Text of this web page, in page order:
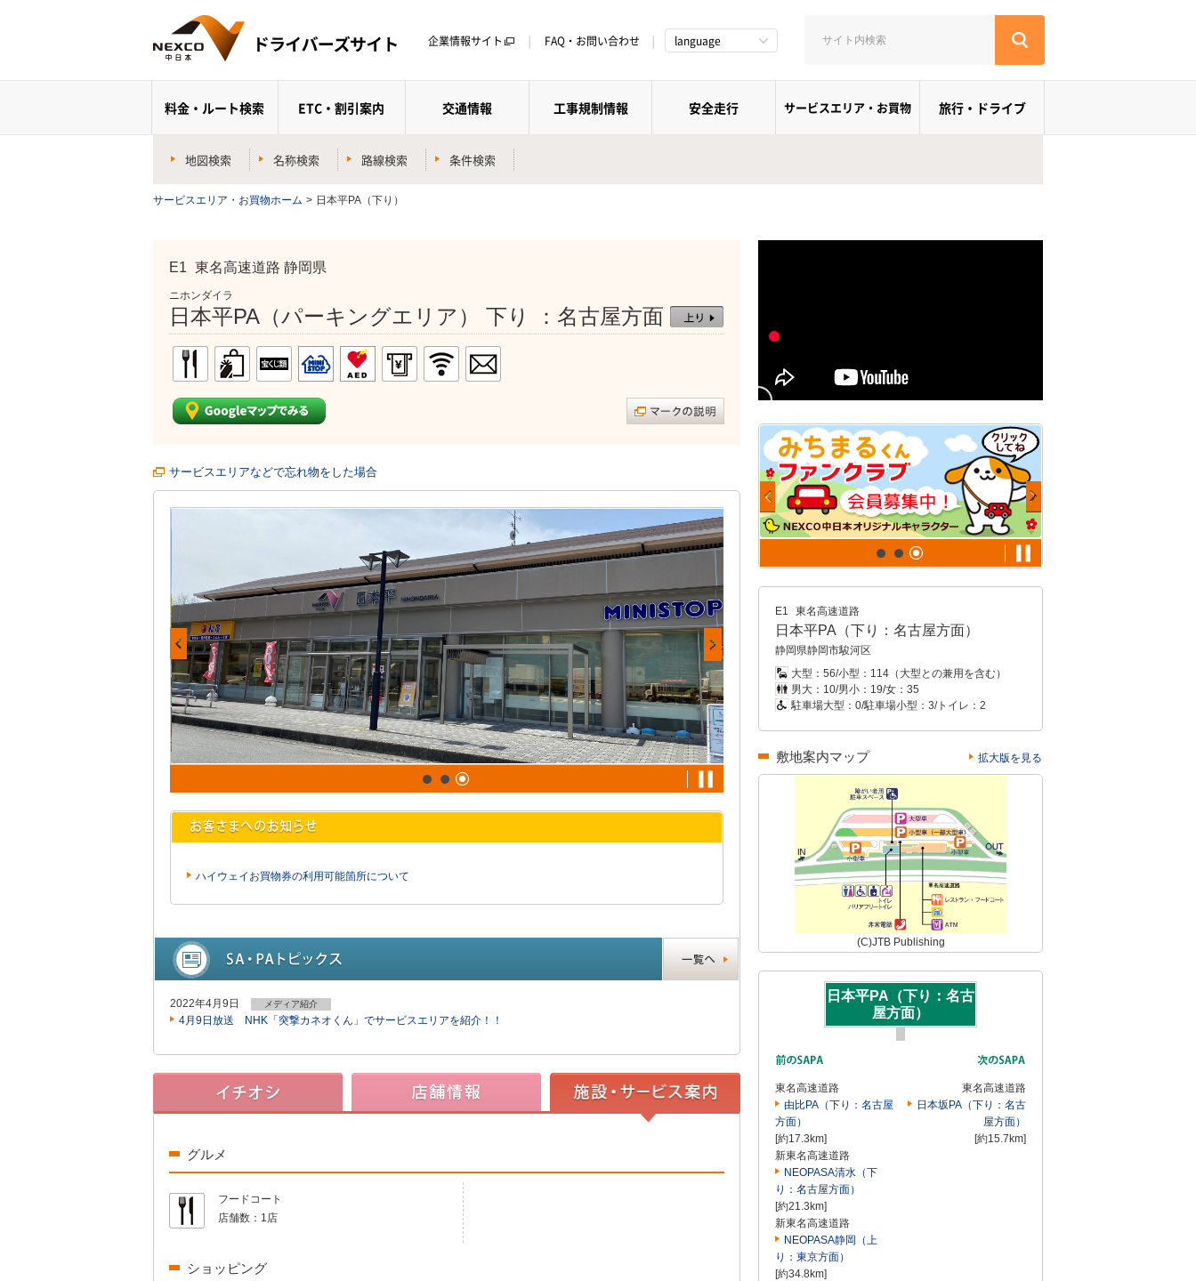
企業情報サイト FAQ・お問い合わせ language
料金・ルート検索 ETC・割引案内 交通情報 工事規制情報 安全走行 サービスエリア・お買物 旅行・ドライブ
地図検索 名称検索 路線検索 条件検索
サービスエリア・お買物ホーム > 日本平PA（下り）
E1 東名高速道路 静岡県
ニホンダイラ
日本平PA（パーキングエリア） 下り ：名古屋方面
サービスエリアなどで忘れ物をした場合
ハイウェイお買物券の利用可能箇所について
2022年4月9日 メディア紹介
4月9日放送 NHK「突撃カネオくん」でサービスエリアを紹介！！
グルメ
フードコート
店舗数： 1店
ショッピング
E1 東名高速道路
日本平PA（下り：名古屋方面）
静岡県静岡市駿河区
大型：56/小型：114（大型との兼用を含む）
男大：10/男小：19/女：35
駐車場大型：0/駐車場小型：3/トイレ：2
敷地案内マップ 拡大版を見る
(C)JTB Publishing
日本平PA（下り：名古
屋方面）
東名高速道路
由比PA（下り：名古屋
方面）
[約17.3km]
新東名高速道路
NEOPASA清水（下
り：名古屋方面）
[約21.3km]
新東名高速道路
NEOPASA静岡（上
り：東京方面）
[約34.8km]
東名高速道路
日本坂PA（下り：名古
屋方面）
[約15.7km]